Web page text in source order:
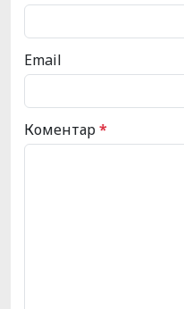
Email
Коментар*